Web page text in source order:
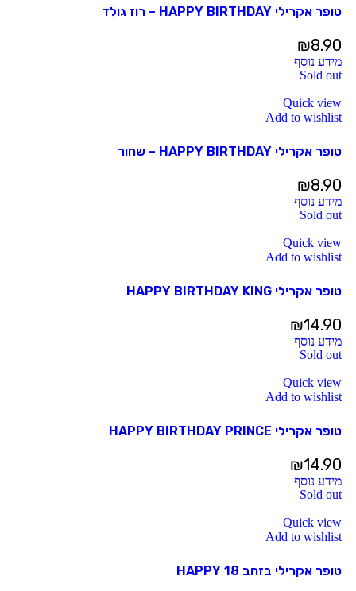
טופר אקרילי HAPPY BIRTHDAY – רוז גולד
₪8.90
מידע נוסף
Sold out
Quick view
Add to wishlist
טופר אקרילי HAPPY BIRTHDAY – שחור
₪8.90
מידע נוסף
Sold out
Quick view
Add to wishlist
טופר אקרילי HAPPY BIRTHDAY KING
₪14.90
מידע נוסף
Sold out
Quick view
Add to wishlist
טופר אקרילי HAPPY BIRTHDAY PRINCE
₪14.90
מידע נוסף
Sold out
Quick view
Add to wishlist
טופר אקרילי בזהב HAPPY 18